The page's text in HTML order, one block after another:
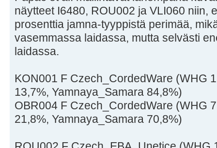
näytteet I6480, ROU002 ja VLI060 niin,
prosenttia jamna-tyyppistä perimää,
vasemmassa laidassa, mutta selvästi
laidassa.
KON001 F Czech_CordedWare (WHG
13,7%, Yamnaya_Samara 84,8%)
OBR004 F Czech_CordedWare (WHG
21,8%, Yamnaya_Samara 70,8%)